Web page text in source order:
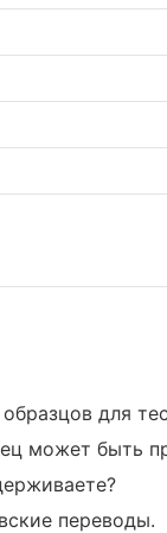
для
может быть
переводы.